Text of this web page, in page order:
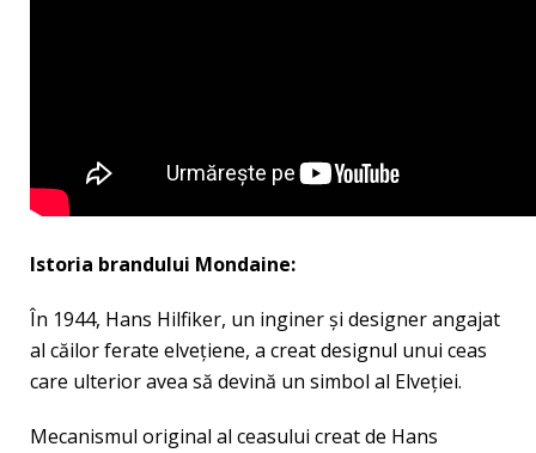
Istoria brandului Mondaine:
În 1944, Hans Hilfiker, un inginer şi designer angajat
al căilor ferate elveţiene, a creat designul unui ceas
care ulterior avea să devină un simbol al Elveţiei.
Mecanismul original al ceasului creat de Hans